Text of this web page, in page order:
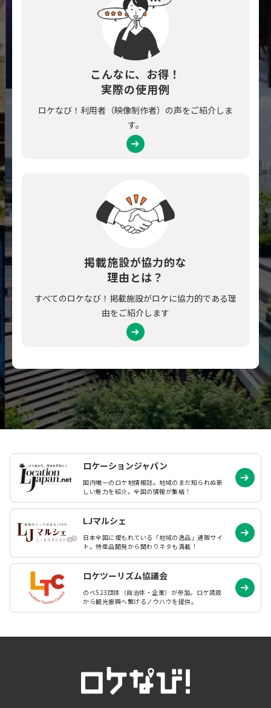
こんなに、お得！
実際の使用例
ロケなび！利用者（映像制作者）の声をご紹介しま
す。
掲載施設が協力的な
理由とは？
すべてのロケなび！掲載施設がロケに協力的である理
由をご紹介します
ロケーションジャパン
国内唯一のロケ地情報誌。地域のまだ知られぬ新
しい魅力を紹介。全国の情報が集結！
LJマルシェ
日本全国に埋もれている「地域の逸品」通販サイ
ト。特産品開発から関わりネタも満載！
ロケツーリズム協議会
のべ523団体（自治体・企業）が参加。ロケ誘致
から観光振興へ繋げるノウハウを提供。